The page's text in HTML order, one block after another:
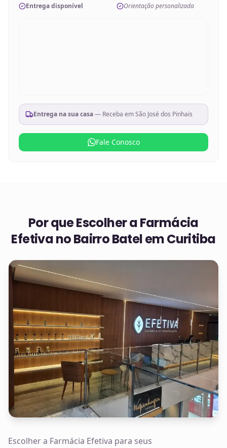
Entrega disponível Orientação personalizada
Entrega na sua casa— Receba emSão José dos Pinhais
Fale Conosco
Por que Escolher a Farmácia
Efetiva noBairro Batel em Curitiba
Escolher a Farmácia Efetiva para seus